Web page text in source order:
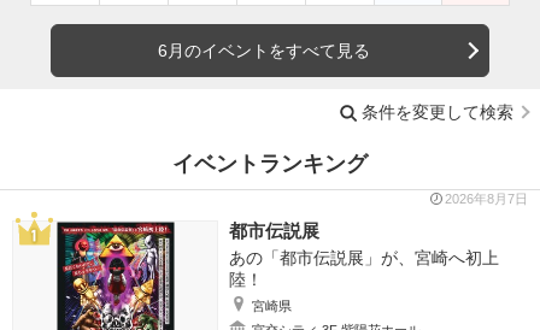
6月のイベントをすべて見る
条件を変更して検索
イベントランキング
2026年8月7日
都市伝説展
あの「都市伝説展」が、宮崎へ初上
陸！
宮崎県